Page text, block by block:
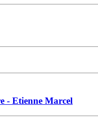
- Etienne Marcel